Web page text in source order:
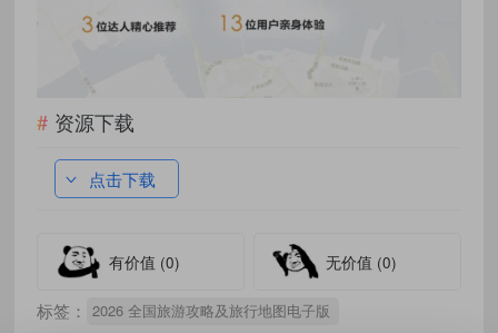
资源下载
点击下载
有价值 (0) 无价值 (0)
标签： 2026 全国旅游攻略及旅行地图电子版